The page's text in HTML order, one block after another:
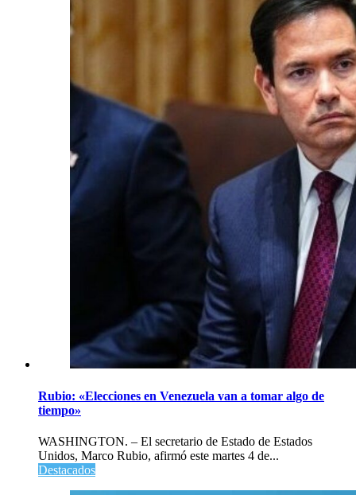
Rubio: «Elecciones en Venezuela van a tomar algo de
tiempo»
WASHINGTON. – El secretario de Estado de Estados
Unidos, Marco Rubio, afirmó este martes 4 de...
Destacados